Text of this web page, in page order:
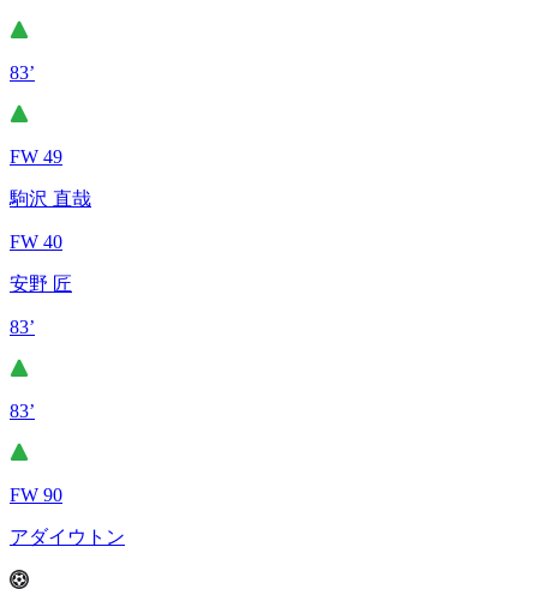
83’
FW 49
駒沢 直哉
FW 40
安野 匠
83’
83’
FW 90
アダイウトン